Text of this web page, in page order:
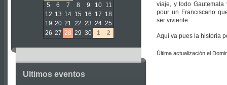
5
6 7 8 9 10 11
12 13 14 15 16 17 18
19 20 21 22 23 24 25
26 27 28 29 30 1 2
Ultimos eventos
viaje, y todo
pour un Franciscano
ser viviente.
Aquí va pues la historia
Última actualización el